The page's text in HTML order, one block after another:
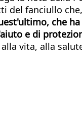
del fanciullo
che
e di
vita, alla